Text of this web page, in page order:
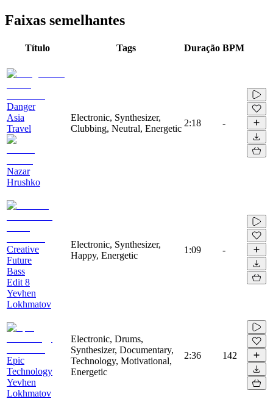
Faixas semelhantes
Título Tags Duração BPM
Danger
Asia
Travel
Nazar
Hrushko
Electronic, Synthesizer,
Clubbing, Neutral, Energetic
2:18 -
Creative
Future
Bass
Edit 8
Yevhen
Lokhmatov
Electronic, Synthesizer,
Happy, Energetic
1:09 -
Epic
Technology
Yevhen
Lokhmatov
Electronic, Drums,
Synthesizer, Documentary,
Technology, Motivational,
Energetic
2:36 142